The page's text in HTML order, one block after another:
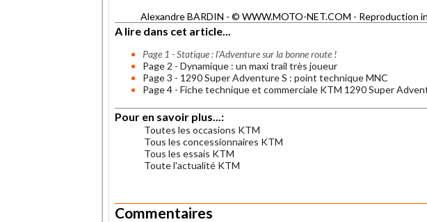
Alexandre BARDIN - © WWW.MOTO-NET.COM - Reproduction
A lire dans cet article...
Page 1 - Statique : l'Adventure sur la bonne route !
Page 2 - Dynamique : un maxi trail très joueur
Page 3 - 1290 Super Adventure S : point technique MNC
Page 4 - Fiche technique et commerciale KTM 1290 Super
Pour en savoir plus...:
Toutes les occasions KTM
Tous les concessionnaires KTM
Tous les essais KTM
Toute l'actualité KTM
Commentaires